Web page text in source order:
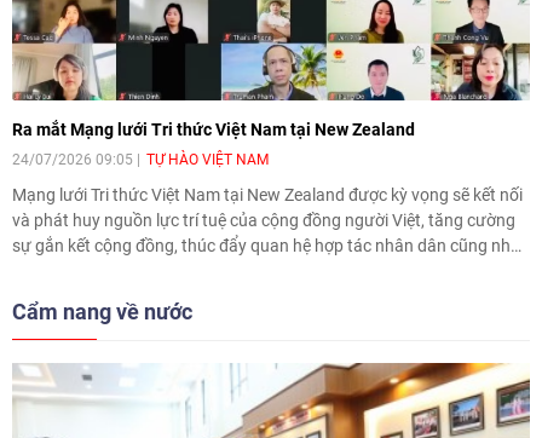
Ra mắt Mạng lưới Tri thức Việt Nam tại New Zealand
24/07/2026 09:05 TỰ HÀO VIỆT NAM
Mạng lưới Tri thức Việt Nam tại New Zealand được kỳ vọng sẽ kết nối
và phát huy nguồn lực trí tuệ của cộng đồng người Việt, tăng cường
sự gắn kết cộng đồng, thúc đẩy quan hệ hợp tác nhân dân cũng như
Cẩm nang về nước